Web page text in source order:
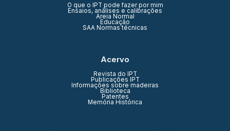
O que o IPT pode fazer por mim
Ensaios, análises e calibrações
Areia Normal
Educação
SAA Normas técnicas
Acervo
Revista do IPT
Publicações IPT
Informações sobre madeiras
Biblioteca
Patentes
Memória Histórica